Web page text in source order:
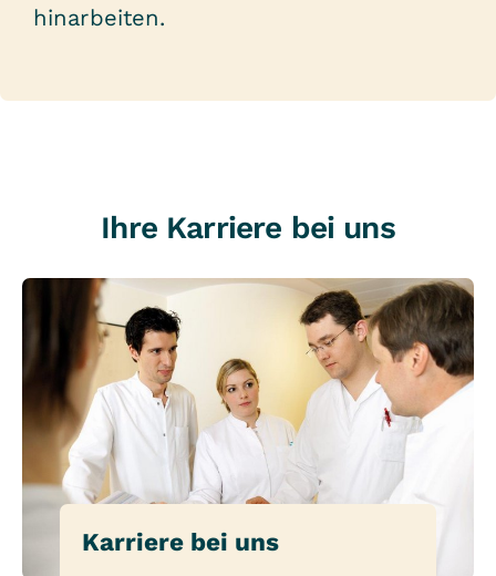
hinarbeiten.
Ihre Karriere bei uns
Karriere bei uns